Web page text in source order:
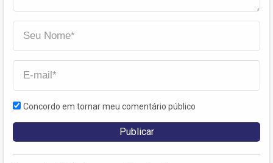
Concordo em tornar meu comentário público